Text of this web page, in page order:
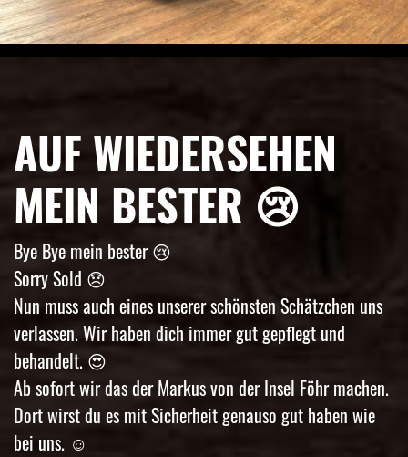
AUF WIEDERSEHEN
MEIN BESTER 😢
Bye Bye mein bester 😢
Sorry Sold 😞
Nun muss auch eines unserer schönsten Schätzchen uns
verlassen. Wir haben dich immer gut gepflegt und
behandelt. 😍
Ab sofort wir das der Markus von der Insel Föhr machen.
Dort wirst du es mit Sicherheit genauso gut haben wie
bei uns. ☺️